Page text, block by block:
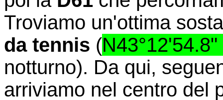
Troviamo un'ottima
da tennis (
notturno). Da qui,
arriviamo nel centro del